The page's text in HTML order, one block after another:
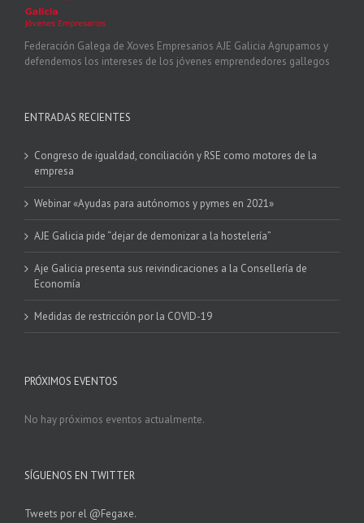
Federación Galega de Xoves Empresarios AJE Galicia Agrupamos y
defendemos los intereses de los jóvenes emprendedores gallegos
ENTRADAS RECIENTES
Congreso de igualdad, conciliación y RSE como motores de la
empresa
Webinar «Ayudas para autónomos y pymes en 2021»
AJE Galicia pide “dejar de demonizar a la hostelería”
Aje Galicia presenta sus reivindicaciones a la Consellería de
Economía
Medidas de restricción por la COVID-19
PRÓXIMOS EVENTOS
No hay próximos eventos actualmente.
SÍGUENOS EN TWITTER
Tweets por el @Fegaxe.